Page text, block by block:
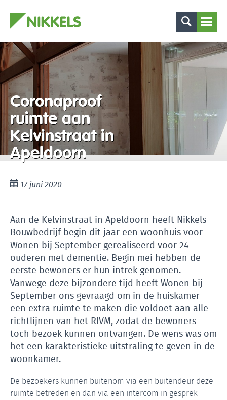
Coronaproof
ruimte aan
Kelvinstraat in
Apeldoorn
17 juni 2020
Aan de Kelvinstraat in Apeldoorn heeft Nikkels
Bouwbedrijf begin dit jaar een woonhuis voor
Wonen bij September gerealiseerd voor 24
ouderen met dementie. Begin mei hebben de
eerste bewoners er hun intrek genomen.
Vanwege deze bijzondere tijd heeft Wonen bij
September ons gevraagd om in de huiskamer
een extra ruimte te maken die voldoet aan alle
richtlijnen van het RIVM, zodat de bewoners
toch bezoek kunnen ontvangen. De wens was om
het een karakteristieke uitstraling te geven in de
woonkamer.
De bezoekers kunnen buitenom via een buitendeur deze
ruimte betreden en dan via een intercom in gesprek